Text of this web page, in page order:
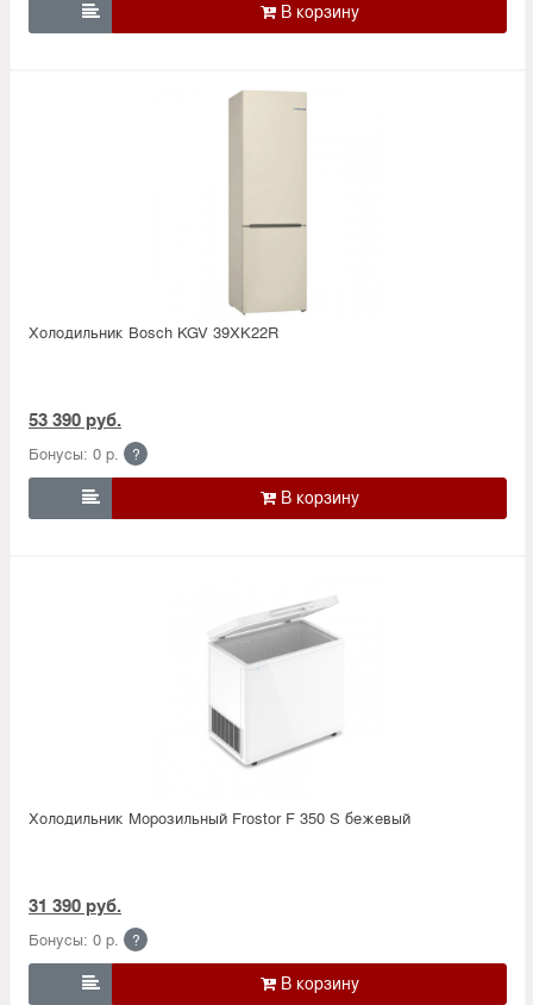

Холодильник Bosсh KGV 39XK22R
53 390 руб.
Бонусы: 0 р. ?

Холодильник Морозильный Frostor F 350 S бежевый
31 390 руб.
Бонусы: 0 р. ?
